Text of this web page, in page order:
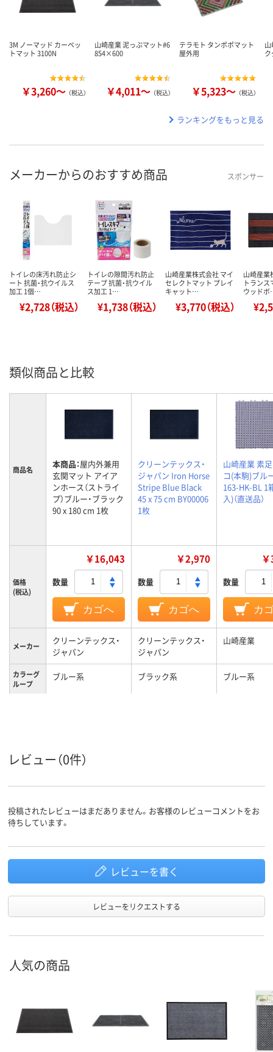
3M ノーマッド カーペッ
トマット 3100N
￥3,260～ （税込）
山崎産業 泥っぷマット#6
854×600
￥4,011～ （税込）
テラモト タンポポマット
屋外用
￥5,323～ （税込）
ランキングをもっと見る
メーカーからのおすすめ商品 スポンサー
トイレの床汚れ防止シ
ート 抗菌・抗ウイルス
加工 1個…
¥2,728（税込）
トイレの隙間汚れ防止
テープ 抗菌・抗ウイル
ス加工 1…
¥1,738（税込）
山崎産業株式会社 マイ
セレクトマット プレイ
キャット…
¥3,770（税込）
山崎産業
トラン
ウッド
類似商品と比較
商品名 本商品：屋内外兼用
玄関マット アイア
ンホース（ストライ
プ）ブルー・ブラック
90 x 180 cm 1枚
クリーンテックス・
ジャパン Iron Horse
Stripe Blue Black
45 x 75 cm BY00006
1枚
山崎産業 素
コ(本駒)ブル
163-HK-BL 1
入)（直送品）
価格
(税込)
￥16,043
数量
カゴへ
￥2,970
数量
カゴへ
数量
カ
メーカー
クリーンテックス・
ジャパン
クリーンテックス・
ジャパン
山崎産業
カラーグ
ループ
ブルー系 ブラック系 ブルー系
レビュー（0件）
投稿されたレビューはまだありません。お客様のレビューコメントをお
待ちしています。
レビューを書く
レビューをリクエストする
人気の商品